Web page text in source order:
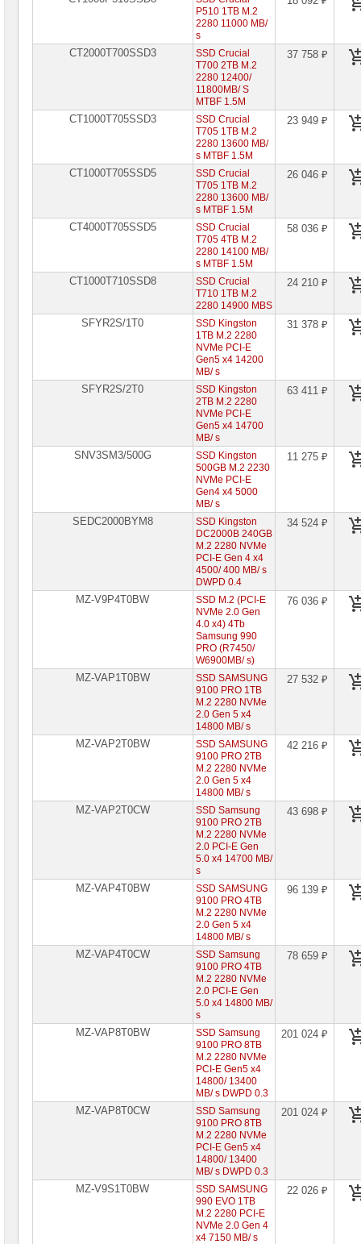
P510 1TB M.2
2280 11000 MB/
s
CT2000T700SSD3
SSD Crucial
T700 2TB M.2
2280 12400/
11800MB/ S
MTBF 1.5M
37 758 ₽
CT1000T705SSD3
SSD Crucial
T705 1TB M.2
2280 13600 MB/
s MTBF 1.5M
23 949 ₽
CT1000T705SSD5
SSD Crucial
T705 1TB M.2
2280 13600 MB/
s MTBF 1.5M
26 046 ₽
CT4000T705SSD5
SSD Crucial
T705 4TB M.2
2280 14100 MB/
s MTBF 1.5M
58 036 ₽
CT1000T710SSD8
SSD Crucial
T710 1TB M.2
2280 14900 MBS
24 210 ₽
SFYR2S/1T0
SSD Kingston
1TB M.2 2280
NVMe PCI-E
Gen5 x4 14200
MB/ s
31 378 ₽
SFYR2S/2T0
SSD Kingston
2TB M.2 2280
NVMe PCI-E
Gen5 x4 14700
MB/ s
63 411 ₽
SNV3SM3/500G
SSD Kingston
500GB M.2 2230
NVMe PCI-E
Gen4 x4 5000
MB/ s
11 275 ₽
SEDC2000BYM8
SSD Kingston
DC2000B 240GB
M.2 2280 NVMe
PCI-E Gen 4 x4
4500/ 400 MB/ s
DWPD 0.4
34 524 ₽
MZ-V9P4T0BW
SSD M.2 (PCI-E
NVMe 2.0 Gen
4.0 x4) 4Tb
Samsung 990
PRO (R7450/
W6900MB/ s)
76 036 ₽
MZ-VAP1T0BW
SSD SAMSUNG
9100 PRO 1TB
M.2 2280 NVMe
2.0 Gen 5 x4
14800 MB/ s
27 532 ₽
MZ-VAP2T0BW
SSD SAMSUNG
9100 PRO 2TB
M.2 2280 NVMe
2.0 Gen 5 x4
14800 MB/ s
42 216 ₽
MZ-VAP2T0CW
SSD Samsung
9100 PRO 2TB
M.2 2280 NVMe
2.0 PCI-E Gen
5.0 x4 14700 MB/
s
43 698 ₽
MZ-VAP4T0BW
SSD SAMSUNG
9100 PRO 4TB
M.2 2280 NVMe
2.0 Gen 5 x4
14800 MB/ s
96 139 ₽
MZ-VAP4T0CW
SSD Samsung
9100 PRO 4TB
M.2 2280 NVMe
2.0 PCI-E Gen
5.0 x4 14800 MB/
s
78 659 ₽
MZ-VAP8T0BW
SSD Samsung
9100 PRO 8TB
M.2 2280 NVMe
PCI-E Gen5 x4
14800/ 13400
MB/ s DWPD 0.3
201 024 ₽
MZ-VAP8T0CW
SSD Samsung
9100 PRO 8TB
M.2 2280 NVMe
PCI-E Gen5 x4
14800/ 13400
MB/ s DWPD 0.3
201 024 ₽
MZ-V9S1T0BW
SSD SAMSUNG
990 EVO 1TB
M.2 2280 PCI-E
NVMe 2.0 Gen 4
x4 7150 MB/ s
22 026 ₽